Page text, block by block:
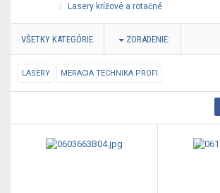
Lasery krížové a rotačné
VŠETKY KATEGÓRIE ZORADENIE:
LASERY MERACIA TECHNIKA PROFI